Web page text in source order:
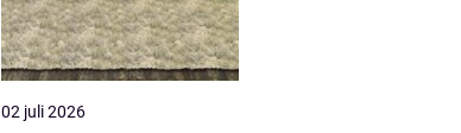
02 juli 2026